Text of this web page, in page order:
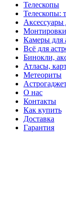
Телескопы
Телескопы:
Аксессуары
Камеры для
Всё для
Бинокли,
Атласы,
Метеориты
О нас
Контакты
Как купить
Доставка
Гарантия